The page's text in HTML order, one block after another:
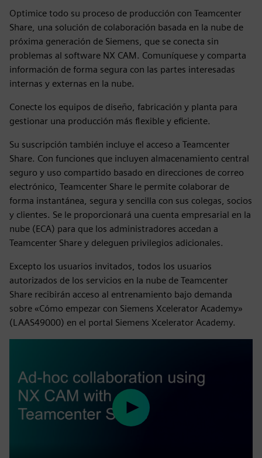
Optimice todo su proceso de producción con Teamcenter
Share, una solución de colaboración basada en la nube de
próxima generación de Siemens, que se conecta sin
problemas al software NX CAM. Comuníquese y comparta
información de forma segura con las partes interesadas
internas y externas en la nube.
Conecte los equipos de diseño, fabricación y planta para
gestionar una producción más flexible y eficiente.
Su suscripción también incluye el acceso a Teamcenter
Share. Con funciones que incluyen almacenamiento central
seguro y uso compartido basado en direcciones de correo
electrónico, Teamcenter Share le permite colaborar de
forma instantánea, segura y sencilla con sus colegas, socios
y clientes. Se le proporcionará una cuenta empresarial en la
nube (ECA) para que los administradores accedan a
Teamcenter Share y deleguen privilegios adicionales.
Excepto los usuarios invitados, todos los usuarios
autorizados de los servicios en la nube de Teamcenter
Share recibirán acceso al entrenamiento bajo demanda
sobre «Cómo empezar con Siemens Xcelerator Academy»
(LAAS49000) en el portal Siemens Xcelerator Academy.
Play